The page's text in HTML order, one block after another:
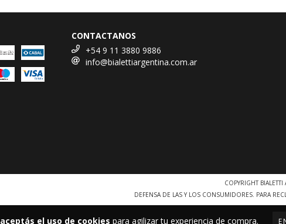
aceptás el uso de cookies para agilizar tu experiencia de compra.
CONTACTANOS
+54 9 11 3880 9886
info@bialettiargentina.com.ar
COPYRIGHT
DEFENSA DE LAS Y LOS CONSUMIDORES. PARA